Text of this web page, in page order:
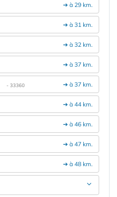
➔ à 29 km.
➔ à 31 km.
➔ à 32 km.
➔ à 37 km.
➔ à 37 km.
- 33360
➔ à 44 km.
➔ à 46 km.
➔ à 47 km.
➔ à 48 km.